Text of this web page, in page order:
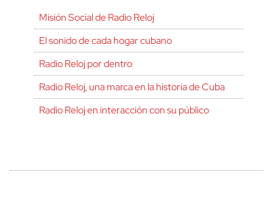
Misión Social de Radio Reloj
El sonido de cada hogar cubano
Radio Reloj por dentro
Radio Reloj, una marca en la historia de Cuba
Radio Reloj en interacción con su público